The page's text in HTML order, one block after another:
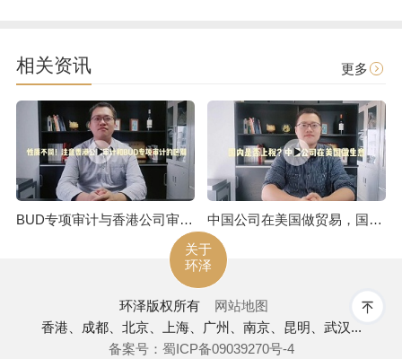
相关资讯 更多
BUD专项审计与香港公司审计是不一样的
中国公司在美国做贸易，国内是否上税呢
关于
环泽
环泽版权所有
网站地图
香港、成都、北京、上海、广州、南京、昆明、武汉...
备案号：蜀ICP备09039270号-4